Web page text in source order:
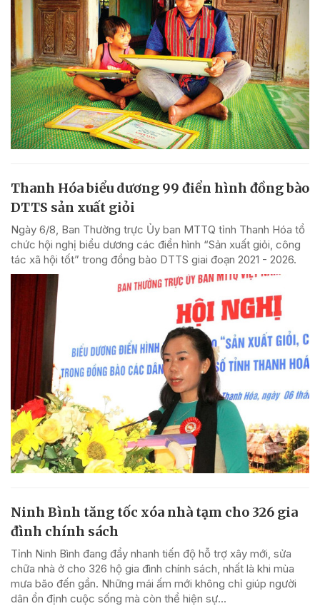
Thanh Hóa biểu dương 99 điển hình đồng bào
DTTS sản xuất giỏi
Ngày 6/8, Ban Thường trực Ủy ban MTTQ tỉnh Thanh Hóa tổ
chức hội nghị biểu dương các điển hình “Sản xuất giỏi, công
tác xã hội tốt” trong đồng bào DTTS giai đoạn 2021 - 2026.
Ninh Bình tăng tốc xóa nhà tạm cho 326 gia
đình chính sách
Tỉnh Ninh Bình đang đẩy nhanh tiến độ hỗ trợ xây mới, sửa
chữa nhà ở cho 326 hộ gia đình chính sách, nhất là khi mùa
mưa bão đến gần. Những mái ấm mới không chỉ giúp người
dân ổn định cuộc sống mà còn thể hiện sự...